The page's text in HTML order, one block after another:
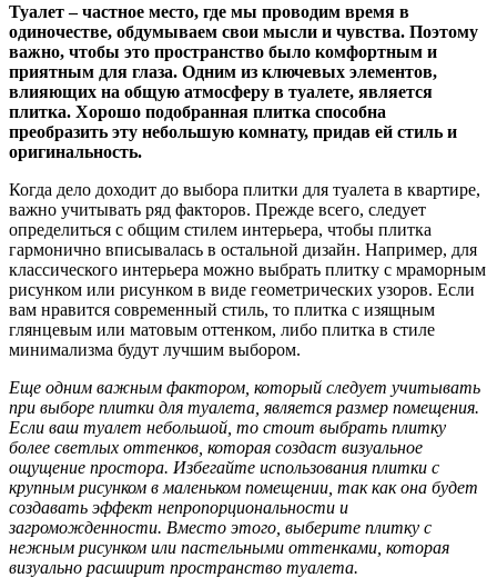
Туалет – частное место, где мы проводим время в
одиночестве, обдумываем свои мысли и чувства. Поэтому
важно, чтобы это пространство было комфортным и
приятным для глаза. Одним из ключевых элементов,
влияющих на общую атмосферу в туалете, является
плитка. Хорошо подобранная плитка способна
преобразить эту небольшую комнату, придав ей стиль и
оригинальность.
Когда дело доходит до выбора плитки для туалета в квартире,
важно учитывать ряд факторов. Прежде всего, следует
определиться с общим стилем интерьера, чтобы плитка
гармонично вписывалась в остальной дизайн. Например, для
классического интерьера можно выбрать плитку с мраморным
рисунком или рисунком в виде геометрических узоров. Если
вам нравится современный стиль, то плитка с изящным
глянцевым или матовым оттенком, либо плитка в стиле
минимализма будут лучшим выбором.
Еще одним важным фактором, который следует учитывать
при выборе плитки для туалета, является размер помещения.
Если ваш туалет небольшой, то стоит выбрать плитку
более светлых оттенков, которая создаст визуальное
ощущение простора. Избегайте использования плитки с
крупным рисунком в маленьком помещении, так как она будет
создавать эффект непропорциональности и
загроможденности. Вместо этого, выберите плитку с
нежным рисунком или пастельными оттенками, которая
визуально расширит пространство туалета.